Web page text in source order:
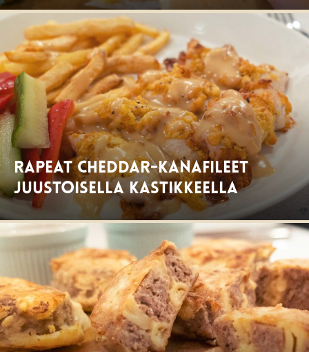
Rapeat cheddar-kanafileet
juustoisella kastikkeella